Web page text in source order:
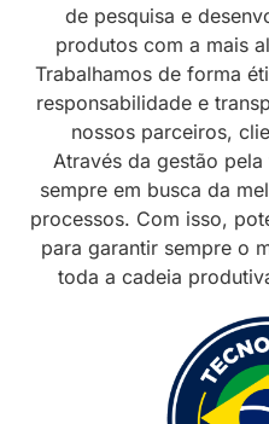
de pesquisa e
produtos com a mais
Trabalhamos de forma
responsabilidade e
nossos parceiros,
Através da gestão
sempre em busca da
processos. Com isso,
para garantir sempre o
toda a cadeia